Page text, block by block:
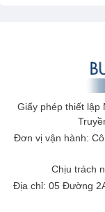
Giấy phép thiết lập
Đơn vị vận hành:
Chịu trách
Địa chỉ: 05 Đường